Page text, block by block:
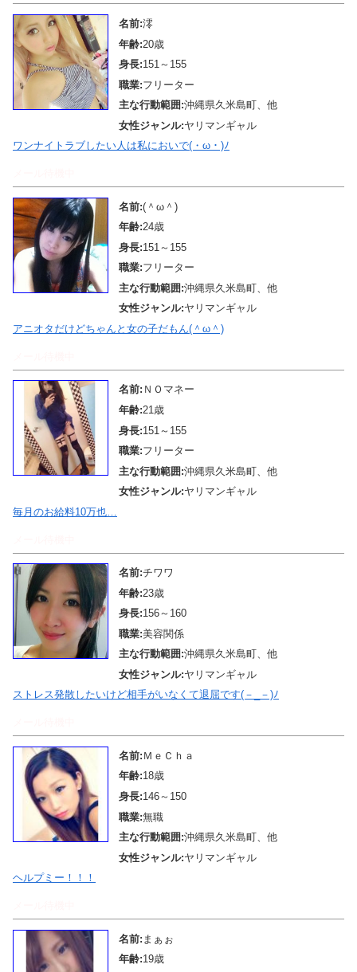
名前:澪
年齢:20歳
身長:151～155
職業:フリーター
主な行動範囲:沖縄県久米島町、他
女性ジャンル:ヤリマンギャル
ワンナイトラブしたい人は私においで(・ω・)ﾉ
名前:(＾ω＾)
年齢:24歳
身長:151～155
職業:フリーター
主な行動範囲:沖縄県久米島町、他
女性ジャンル:ヤリマンギャル
アニオタだけどちゃんと女の子だもん(＾ω＾)
名前: ＮＯマネー
年齢:21歳
身長:151～155
職業:フリーター
主な行動範囲:沖縄県久米島町、他
女性ジャンル:ヤリマンギャル
毎月のお給料10万也…
名前:チワワ
年齢:23歳
身長:156～160
職業:美容関係
主な行動範囲:沖縄県久米島町、他
女性ジャンル:ヤリマンギャル
ストレス発散したいけど相手がいなくて退屈です(－_－)ﾉ
名前: ＭｅＣｈａ
年齢:18歳
身長:146～150
職業:無職
主な行動範囲:沖縄県久米島町、他
女性ジャンル:ヤリマンギャル
ヘルプミー！！！
名前: まぁぉ
年齢:19歳